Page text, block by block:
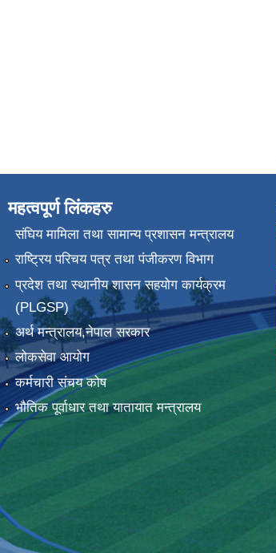
महत्वपूर्ण लिंकहरु
संघिय मामिला तथा सामान्य प्रशासन मन्त्रालय
राष्ट्रिय परिचय पत्र तथा पंजीकरण विभाग
प्रदेश तथा स्थानीय शासन सहयोग कार्यक्रम
(PLGSP)
अर्थ मन्त्रालय,नेपाल सरकार
लोकसेवा आयोग
कर्मचारी संचय कोष
भौतिक पूर्वाधार तथा यातायात मन्त्रालय